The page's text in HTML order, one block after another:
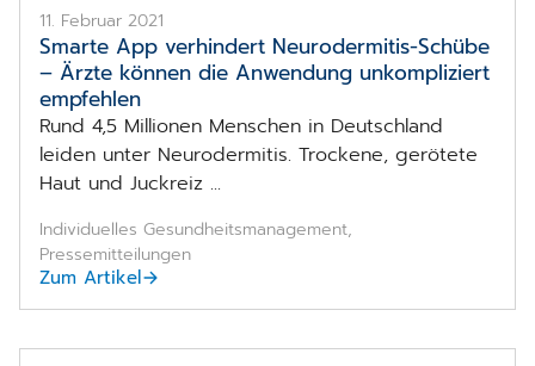
11. Februar 2021
Smarte App verhindert Neurodermitis-Schübe
– Ärzte können die Anwendung unkompliziert
empfehlen
Rund 4,5 Millionen Menschen in Deutschland
leiden unter Neurodermitis. Trockene, gerötete
Haut und Juckreiz ...
Individuelles Gesundheitsmanagement,
Pressemitteilungen
Zum Artikel